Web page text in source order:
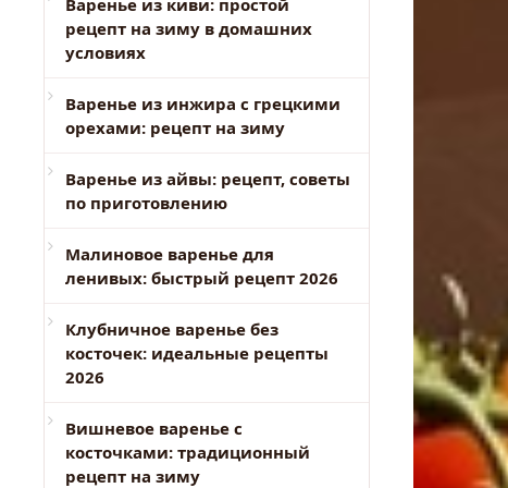
рецепт на зиму в домашних
условиях
Варенье из инжира с грецкими
орехами: рецепт на зиму
Варенье из айвы: рецепт, советы
по приготовлению
Малиновое варенье для
ленивых: быстрый рецепт 2026
Клубничное варенье без
косточек: идеальные рецепты
2026
Вишневое варенье с
косточками: традиционный
рецепт на зиму